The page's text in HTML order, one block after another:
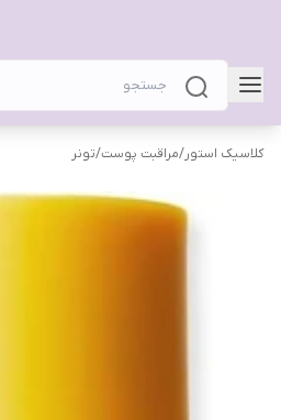
کلاسیک استور/مراقبت پوست/تونر